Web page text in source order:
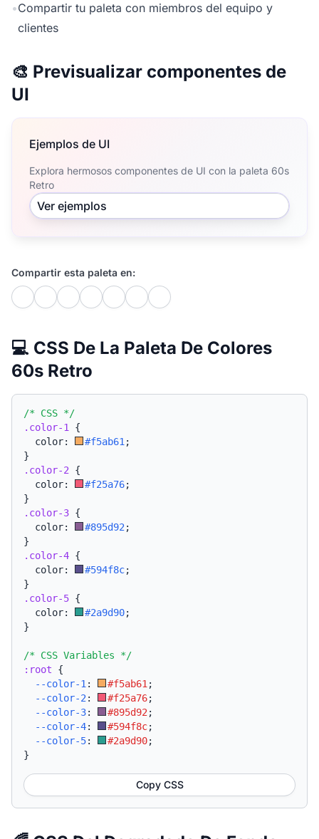
•Compartir tu paleta con miembros del equipo y
clientes
🎨 Previsualizar componentes de
UI
Ejemplos de UI
Explora hermosos componentes de UI con la paleta 60s
Retro
Ver ejemplos
Compartir esta paleta en:
💻 CSS De La Paleta De Colores
60s Retro
/* CSS */
.color-1
{
  color:
#f5ab61 ;
}
.color-2 {
  color:
#f25a76;
}
.color-3 {
  color:
#895d92 ;
}
.color-4 {
  color:
#594f8c;
}
.color-5 {
  color:
#2a9d90;
}
/* CSS Variables */
:root {
--color-1 : #f5ab61 ;
--color-2 : #f25a76;
--color-3: #895d92 ;
--color-4: #594f8c;
--color-5: #2a9d90;
}
Copy CSS